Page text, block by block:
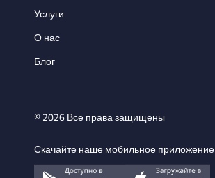
Услуги
О нас
Блог
© 2026 Все права защищены
Скачайте наше мобильное приложение